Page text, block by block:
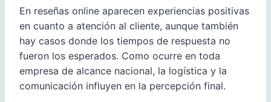
En reseñas online aparecen experiencias positivas
en cuanto a atención al cliente, aunque también
hay casos donde los tiempos de respuesta no
fueron los esperados. Como ocurre en toda
empresa de alcance nacional, la logística y la
comunicación influyen en la percepción final.